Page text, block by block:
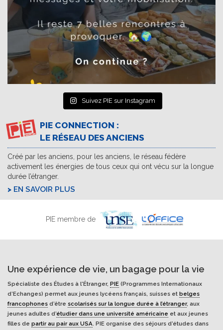
Suivez PIE sur Instagram
PIE CONNECTION :
LE RÉSEAU DES ANCIENS
Créé par les anciens, pour les anciens, le réseau fédère
activement les énergies de tous ceux qui ont vécu sur la longue
durée l’étranger.
EN SAVOIR PLUS
PIE membre de
Une expérience de vie, un bagage pour la vie
Spécialiste des Études à l'Étranger, PIE (Programmes Internationaux
d’Echanges) permet aux jeunes lycéens français, suisses et belges
francophones d’être scolarisés sur la longue durée à l’étranger, aux
jeunes adultes d’étudier dans une université américaine et aux jeunes
filles de partir au pair aux USA. PIE organise des séjours d’études dans